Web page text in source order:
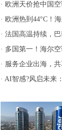
· 欧洲天价抢中国
· 欧洲热到44°C！
· 法国高温持续，
· 多国第一！海尔
· 服务企业出海，
签署合作备忘录
· AI智感?风启未来